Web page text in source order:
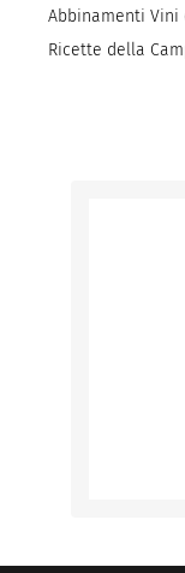
Abbinamenti Vini
Ricette della